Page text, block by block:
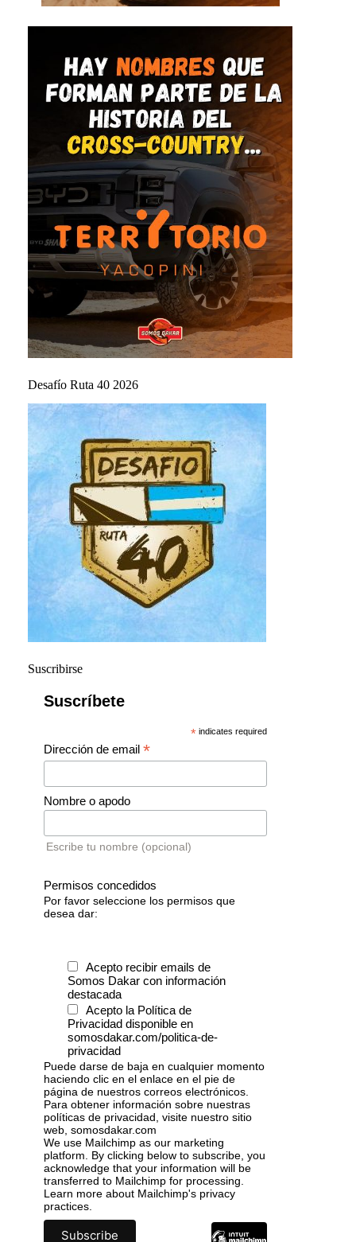
Desafío Ruta 40 2026
Suscribirse
Suscríbete
* indicates required
Dirección de email *
Nombre o apodo
Escribe tu nombre (opcional)
Permisos concedidos
Por favor seleccione los permisos que
desea dar:
Acepto recibir emails de
Somos Dakar con información
destacada
Acepto la Política de
Privacidad disponible en
somosdakar.com/politica-de-
privacidad
Puede darse de baja en cualquier momento
haciendo clic en el enlace en el pie de
página de nuestros correos electrónicos.
Para obtener información sobre nuestras
políticas de privacidad, visite nuestro sitio
web, somosdakar.com
We use Mailchimp as our marketing
platform. By clicking below to subscribe, you
acknowledge that your information will be
transferred to Mailchimp for processing.
Learn more about Mailchimp's privacy
practices.